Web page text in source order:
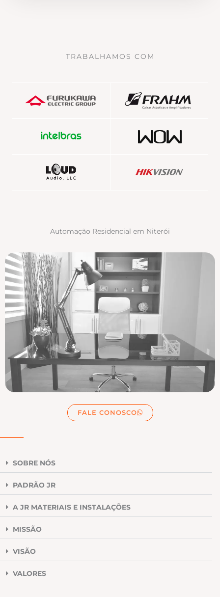
TRABALHAMOS COM
Automação Residencial em Niterói
FALE CONOSCO
SOBRE NÓS
PADRÃO JR
A JR MATERIAIS E INSTALAÇÕES
MISSÃO
VISÃO
VALORES